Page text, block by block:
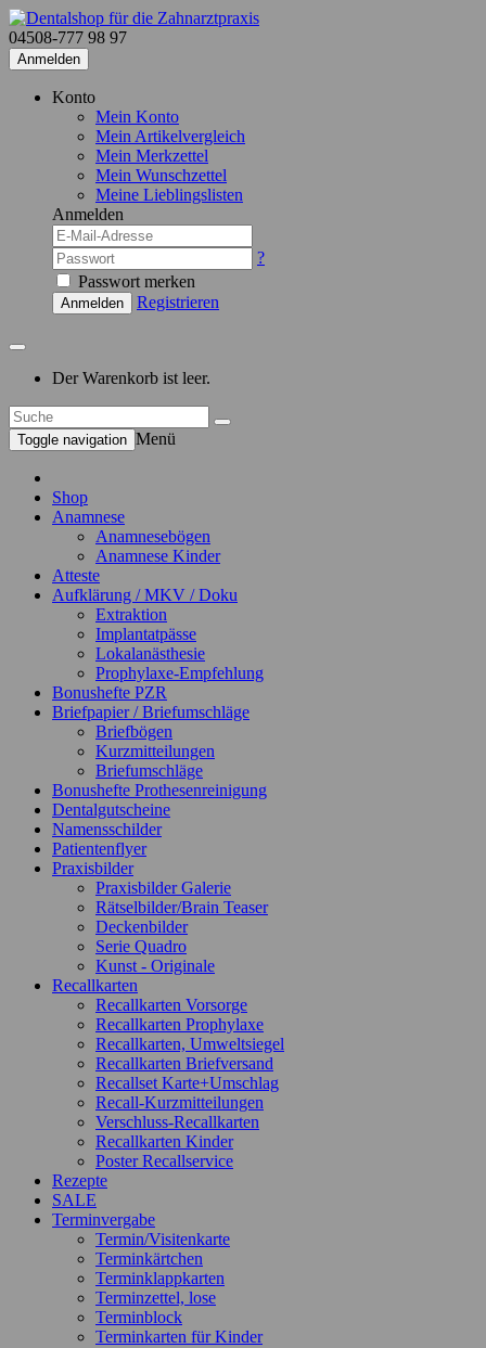
04508-777 98 97
Anmelden
Konto
Mein Konto
Mein Artikelvergleich
Mein Merkzettel
Mein Wunschzettel
Meine Lieblingslisten
Anmelden
?
Passwort merken
Anmelden Registrieren
Der Warenkorb ist leer.
Toggle navigation Menü
Shop
Anamnese
Anamnesebögen
Anamnese Kinder
Atteste
Aufklärung / MKV / Doku
Extraktion
Implantatpässe
Lokalanästhesie
Prophylaxe-Empfehlung
Bonushefte PZR
Briefpapier / Briefumschläge
Briefbögen
Kurzmitteilungen
Briefumschläge
Bonushefte Prothesenreinigung
Dentalgutscheine
Namensschilder
Patientenflyer
Praxisbilder
Praxisbilder Galerie
Rätselbilder/Brain Teaser
Deckenbilder
Serie Quadro
Kunst - Originale
Recallkarten
Recallkarten Vorsorge
Recallkarten Prophylaxe
Recallkarten, Umweltsiegel
Recallkarten Briefversand
Recallset Karte+Umschlag
Recall-Kurzmitteilungen
Verschluss-Recallkarten
Recallkarten Kinder
Poster Recallservice
Rezepte
SALE
Terminvergabe
Termin/Visitenkarte
Terminkärtchen
Terminklappkarten
Terminzettel, lose
Terminblock
Terminkarten für Kinder